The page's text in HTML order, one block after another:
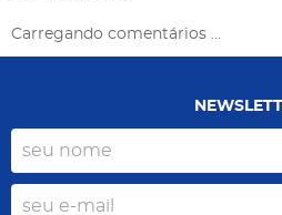
Carregando comentários ...